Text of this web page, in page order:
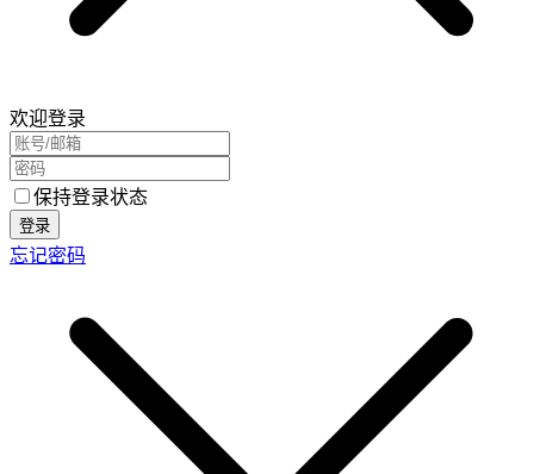
欢迎登录
保持登录状态
登录
忘记密码